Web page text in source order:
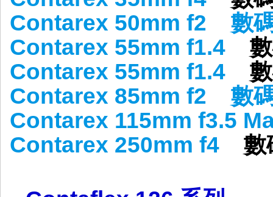
Contarex 50mm f2
數
Contarex 55mm f1.4
Contarex 55mm f1.4
Contarex 85mm f2
數
Contarex 115mm f3.5
Contarex 250mm f4